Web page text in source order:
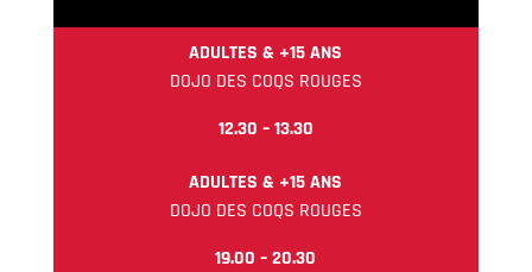
ADULTES & +15 ANS
DOJO DES COQS ROUGES
12.30 – 13.30
ADULTES & +15 ANS
DOJO DES COQS ROUGES
19.00 – 20.30